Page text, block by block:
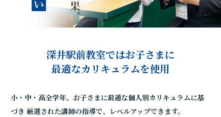
深井駅前教室ではお子さまに
最適なカリキュラムを使用
小・中・高全学年、お子さまに最適な個人別カリキュラムに基
づき 厳選された講師の指導で、レベルアップできます。